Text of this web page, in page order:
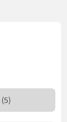
(5)